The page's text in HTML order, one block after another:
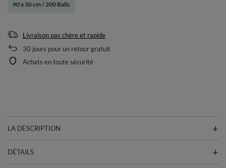
90 x 30 cm / 200 Balls
Livraison pas chère et rapide
30 jours pour un retour gratuit
Achats en toute sécurité
LA DESCRIPTION
DÉTAILS